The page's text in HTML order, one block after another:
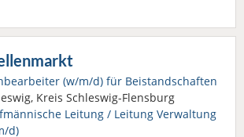
(w/m/d) für Beistandschaften
Kreis Schleswig-Flensburg
Leitung / Leitung Verwaltung
d)